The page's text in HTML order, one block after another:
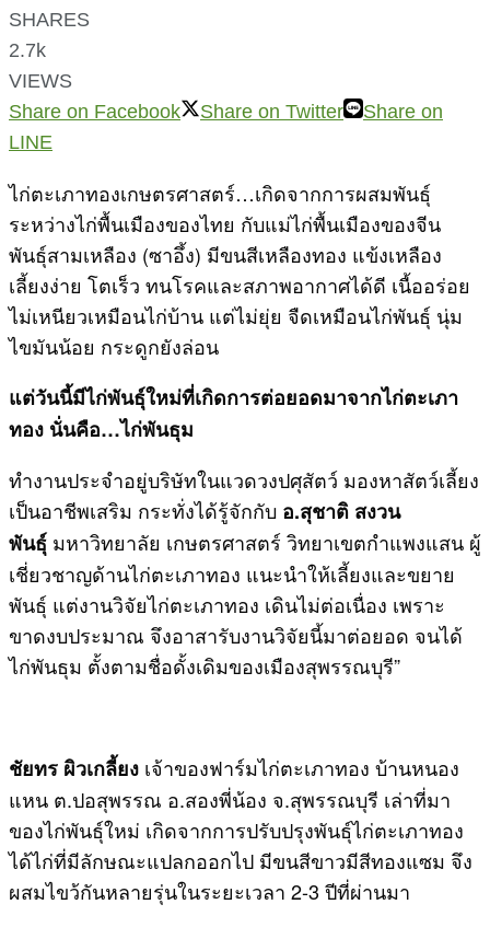
SHARES
2.7k
VIEWS
Share on Facebook
Share on Twitter
Share on
LINE
ไก่ตะเภาทองเกษตรศาสตร์…เกิดจากการผสมพันธุ์
ระหว่างไก่พื้นเมืองของไทย กับแม่ไก่พื้นเมืองของจีน
พันธุ์สามเหลือง (ซาอึ้ง) มีขนสีเหลืองทอง แข้งเหลือง
เลี้ยงง่าย โตเร็ว ทนโรคและสภาพอากาศได้ดี เนื้ออร่อย
ไม่เหนียวเหมือนไก่บ้าน แต่ไม่ยุ่ย จืดเหมือนไก่พันธุ์ นุ่ม
ไขมันน้อย กระดูกยังล่อน
แต่วันนี้มีไก่พันธุ์ใหม่ที่เกิดการต่อยอดมาจากไก่ตะเภา
ทอง นั่นคือ…ไก่พันธุม
ทำงานประจำอยู่บริษัทในแวดวงปศุสัตว์ มองหาสัตว์เลี้ยง
เป็นอาชีพเสริม กระทั่งได้รู้จักกับ อ.สุชาติ สงวน
พันธุ์ มหาวิทยาลัย เกษตรศาสตร์ วิทยาเขตกำแพงแสน ผู้
เชี่ยวชาญด้านไก่ตะเภาทอง แนะนำให้เลี้ยงและขยาย
พันธุ์ แต่งานวิจัยไก่ตะเภาทอง เดินไม่ต่อเนื่อง เพราะ
ขาดงบประมาณ จึงอาสารับงานวิจัยนี้มาต่อยอด จนได้
ไก่พันธุม ตั้งตามชื่อดั้งเดิมของเมืองสุพรรณบุรี”
ชัยทร ผิวเกลี้ยง เจ้าของฟาร์มไก่ตะเภาทอง บ้านหนอง
แหน ต.ปอสุพรรณ อ.สองพี่น้อง จ.สุพรรณบุรี เล่าที่มา
ของไก่พันธุ์ใหม่ เกิดจากการปรับปรุงพันธุ์ไก่ตะเภาทอง
ได้ไก่ที่มีลักษณะแปลกออกไป มีขนสีขาวมีสีทองแซม จึง
ผสมไขว้กันหลายรุ่นในระยะเวลา 2-3 ปีที่ผ่านมา